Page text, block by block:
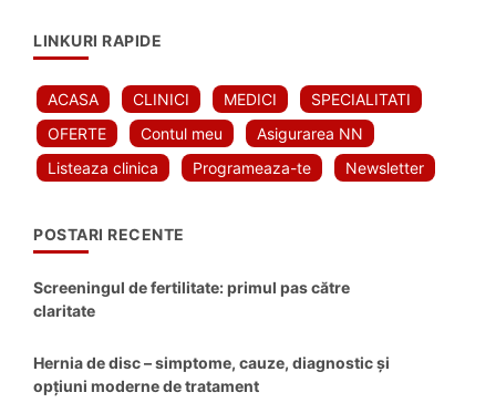
LINKURI RAPIDE
ACASA CLINICI MEDICI
SPECIALITATI
OFERTE
Contul meu
Asigurarea NN
Listeaza clinica
Programeaza-te Newsletter
POSTARI RECENTE
Screeningul de fertilitate: primul pas către
claritate
Hernia de disc – simptome, cauze, diagnostic și
opțiuni moderne de tratament